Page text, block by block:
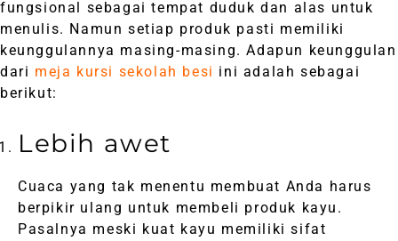
fungsional sebagai tempat duduk dan alas untuk
menulis. Namun setiap produk pasti memiliki
keunggulannya masing-masing. Adapun keunggulan
dari meja kursi sekolah besi ini adalah sebagai
berikut:
Lebih awet
Cuaca yang tak menentu membuat Anda harus
berpikir ulang untuk membeli produk kayu.
Pasalnya meski kuat kayu memiliki sifat